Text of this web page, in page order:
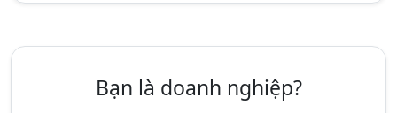
Bạn là doanh nghiệp?